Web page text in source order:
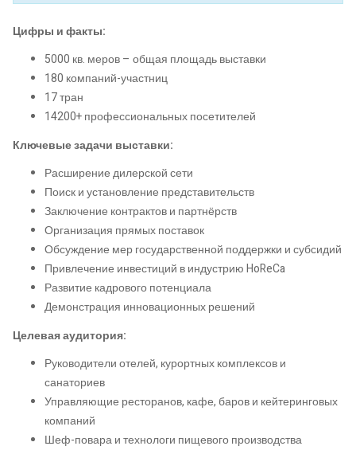
Цифры и факты:
5000 кв. меров – общая площадь выставки
180 компаний-участниц
17 тран
14200+ профессиональных посетителей
Ключевые задачи выставки:
Расширение дилерской сети
Поиск и установление представительств
Заключение контрактов и партнёрств
Организация прямых поставок
Обсуждение мер государственной поддержки и субсидий
Привлечение инвестиций в индустрию HoReCa
Развитие кадрового потенциала
Демонстрация инновационных решений
Целевая аудитория:
Руководители отелей, курортных комплексов и
санаториев
Управляющие ресторанов, кафе, баров и кейтеринговых
компаний
Шеф-повара и технологи пищевого производства